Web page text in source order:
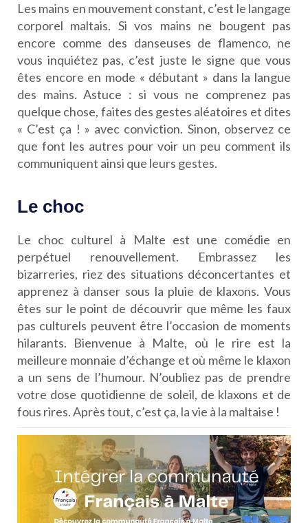
Les mains en mouvement constant, c’est le langage
corporel maltais. Si vos mains ne bougent pas
encore comme des danseuses de flamenco, ne
vous inquiétez pas, c’est juste le signe que vous
êtes encore en mode « débutant » dans la langue
des mains. Astuce : si vous ne comprenez pas
quelque chose, faites des gestes aléatoires et dites
« C’est ça ! » avec conviction. Sinon, observez ce
que font les autres pour voir un peu comment ils
communiquent ainsi que leurs gestes.
Le choc
Le choc culturel à Malte est une comédie en
perpétuel renouvellement. Embrassez les
bizarreries, riez des situations déconcertantes et
apprenez à danser sous la pluie de klaxons. Vous
êtes sur le point de découvrir que même les faux
pas culturels peuvent être l’occasion de moments
hilarants. Bienvenue à Malte, où le rire est la
meilleure monnaie d’échange et où même le klaxon
a un sens de l’humour. N’oubliez pas de prendre
votre dose quotidienne de soleil, de klaxons et de
fous rires.Après tout, c’est ça, la vie à la maltaise !